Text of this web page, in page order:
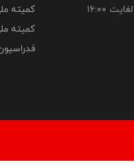
کمیته
کمیته